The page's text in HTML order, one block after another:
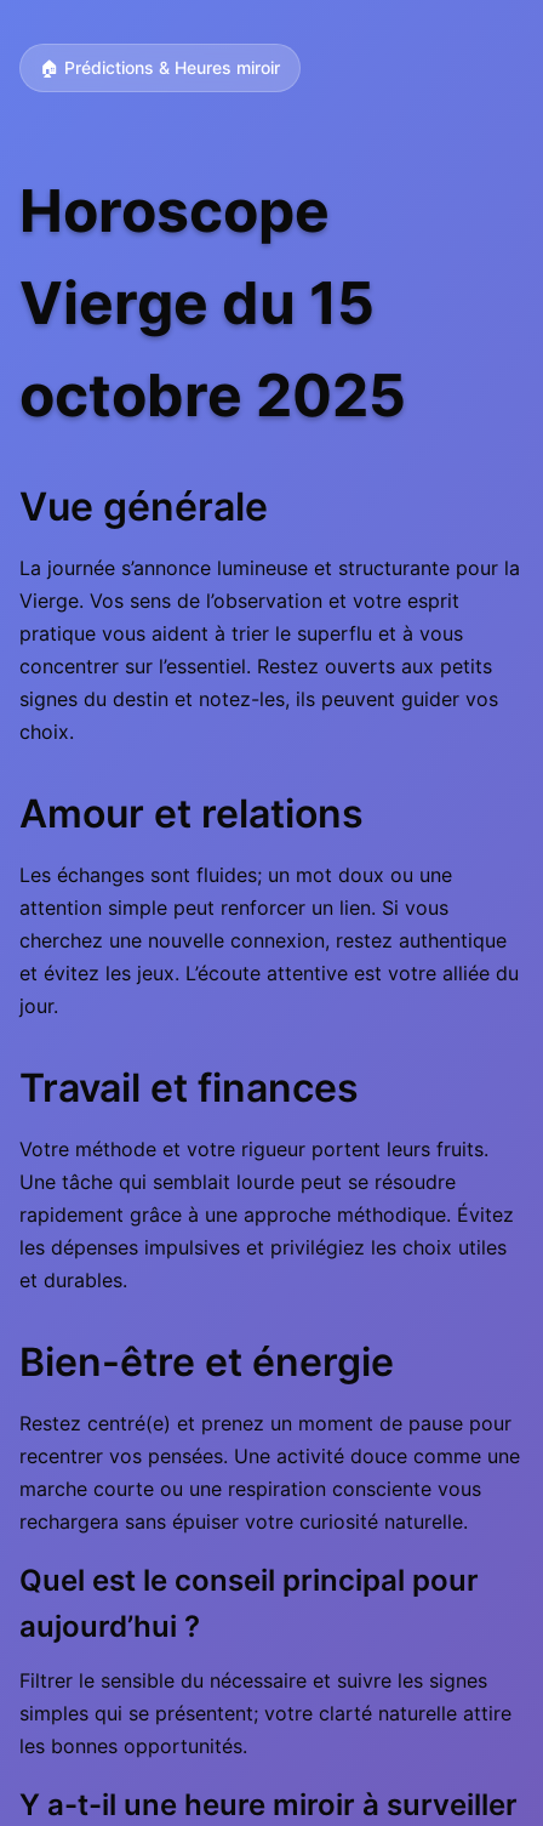
🏠 Prédictions & Heures miroir
Horoscope
Vierge du 15
octobre 2025
Vue générale
La journée s’annonce lumineuse et structurante pour la
Vierge. Vos sens de l’observation et votre esprit
pratique vous aident à trier le superflu et à vous
concentrer sur l’essentiel. Restez ouverts aux petits
signes du destin et notez-les, ils peuvent guider vos
choix.
Amour et relations
Les échanges sont fluides; un mot doux ou une
attention simple peut renforcer un lien. Si vous
cherchez une nouvelle connexion, restez authentique
et évitez les jeux. L’écoute attentive est votre alliée du
jour.
Travail et finances
Votre méthode et votre rigueur portent leurs fruits.
Une tâche qui semblait lourde peut se résoudre
rapidement grâce à une approche méthodique. Évitez
les dépenses impulsives et privilégiez les choix utiles
et durables.
Bien-être et énergie
Restez centré(e) et prenez un moment de pause pour
recentrer vos pensées. Une activité douce comme une
marche courte ou une respiration consciente vous
rechargera sans épuiser votre curiosité naturelle.
Quel est le conseil principal pour
aujourd’hui ?
Filtrer le sensible du nécessaire et suivre les signes
simples qui se présentent; votre clarté naturelle attire
les bonnes opportunités.
Y a-t-il une heure miroir à surveiller